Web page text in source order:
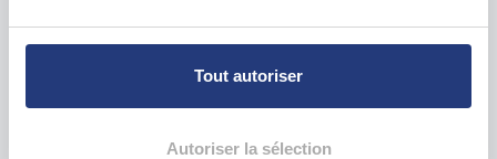
Pour en savoir plus sur le traitement de vos données
personnelles et définir vos préférences, reportez-vous à
déclaration sur les cookies.
Tout autoriser
Autoriser la sélection
Liens utiles
Blog tests psychotechniques